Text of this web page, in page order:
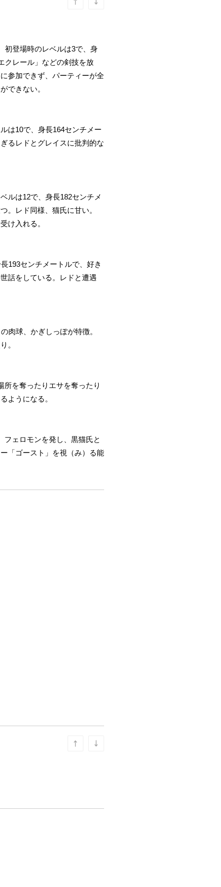
初登場時のレベルは3で、身
クレール」などの剣技を放
参加できず、パーティーが全
できない。
は10で、身長164センチメー
るレドとグレイスに批判的な
ルは12で、身長182センチメ
。レド同様、猫氏に甘い。
け入れる。
193センチメートルで、好き
話をしている。レドと遭遇
肉球、かぎしっぽが特徴。
。
を奪ったりエサを奪ったり
ようになる。
ェロモンを発し、黒猫氏と
「ゴースト」を視（み）る能